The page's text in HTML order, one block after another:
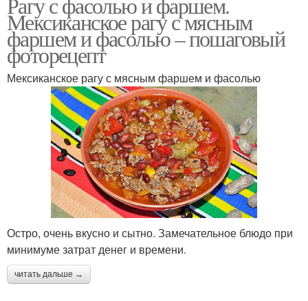
Мексиканское рагу с мясным
фаршем и фасолью – пошаговый
фоторецепт
Мексиканское рагу с мясным фаршем и фасолью
Остро, очень вкусно и сытно. Замечательное блюдо при
минимуме затрат денег и времени.
читать дальше →